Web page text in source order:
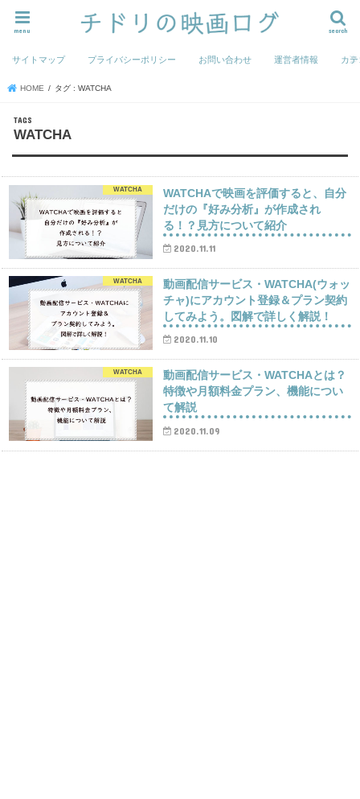
search
menu
サイトマップ プライバシーポリシー お問い合わせ 運営者情報 カ
HOME タグ : WATCHA
WATCHA
WATCHA
WATCHAで映画を評価すると、自分
だけの『好み分析』が作成され
る！？見方について紹介
2020.11.11
WATCHA
動画配信サービス・WATCHA(ウォッ
チャ)にアカウント登録＆プラン契約
してみよう。図解で詳しく解説！
2020.11.10
WATCHA
動画配信サービス・WATCHAとは？
特徴や月額料金プラン、機能につい
て解説
2020.11.09